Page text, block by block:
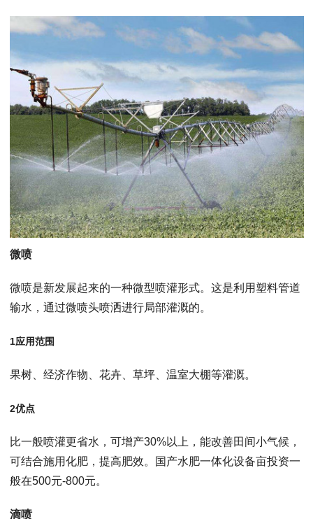
微喷
微喷是新发展起来的一种微型喷灌形式。这是利用塑料管道
输水，通过微喷头喷洒进行局部灌溉的。
1应用范围
果树、经济作物、花卉、草坪、温室大棚等灌溉。
2优点
比一般喷灌更省水，可增产30%以上，能改善田间小气候，
可结合施用化肥，提高肥效。国产水肥一体化设备亩投资一
般在500元-800元。
滴喷